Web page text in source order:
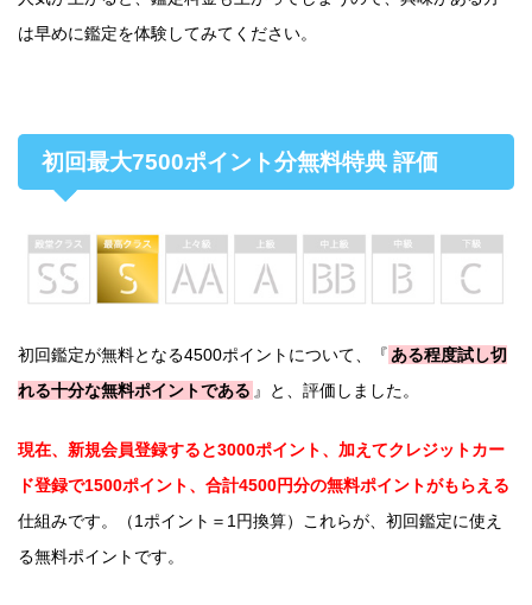
は早めに鑑定を体験してみてください。
初回最大7500ポイント分無料特典 評価
初回鑑定が無料となる4500ポイントについて、『 ある程度試し切
れる十分な無料ポイントである 』と、評価しました。
現在、新規会員登録すると3000ポイント、加えてクレジットカー
ド登録で1500ポイント、合計4500円分の無料ポイントがもらえる
仕組みです。（1ポイント＝1円換算）これらが、初回鑑定に使え
る無料ポイントです。